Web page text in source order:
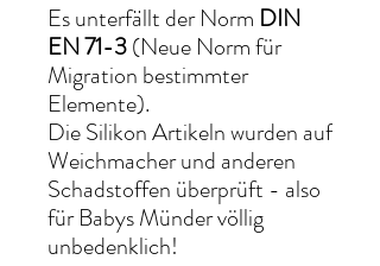
Es unterfällt der Norm DIN
EN 71-3(Neue Norm für
Migration bestimmter
Elemente).
Die Silikon Artikeln wurden auf
Weichmacher und anderen
Schadstoffen überprüft - also
für Babys Münder völlig
unbedenklich!